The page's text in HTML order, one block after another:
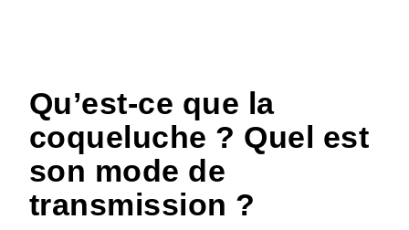
Qu’est-ce que la
coqueluche ? Quel est
son mode de
transmission ?